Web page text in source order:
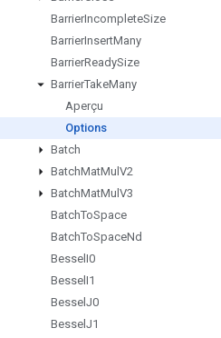
BarrierIncompleteSize
BarrierInsertMany
BarrierReadySize
BarrierTakeMany
Aperçu
Options
Batch
BatchMatMul V2
BatchMatMul V3
BatchToSpace
BatchToSpaceNd
Bessel I0
Bessel I1
Bessel J0
Bessel J1